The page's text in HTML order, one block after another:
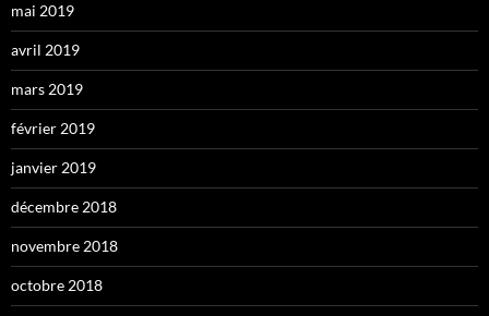
mai 2019
avril 2019
mars 2019
février 2019
janvier 2019
décembre 2018
novembre 2018
octobre 2018